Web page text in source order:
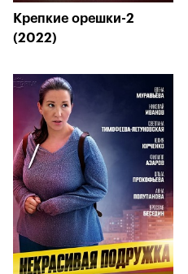
Крепкие орешки-2
(2022)